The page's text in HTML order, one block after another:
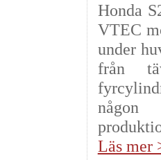
Honda
VTEC
under
från
Läs mer